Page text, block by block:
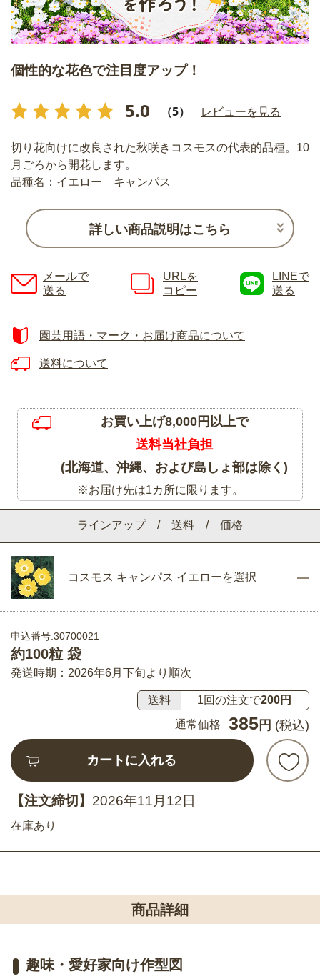
個性的な花色で注目度アップ！
5.0 （5） レビューを見る
ラインアップ / 送料 / 価格
コスモス キャンパス イエローを選択
申込番号:30700021
約100粒 袋
発送時期：2026年6月下旬より順次
送料 1回の注文で200円
通常価格
385 円 (税込)
カートに入れる
【注文締切】 2026年11月12日
在庫あり
切り花向けに改良された秋咲きコスモスの代表的品種。10
月ごろから開花します。
品種名：イエロー キャンパス
詳しい商品説明はこちら
メールで
送る
URLを
コピー
LINEで
送る
園芸用語・マーク・お届け商品について
送料について
お買い上げ8,000円以上で
送料当社負担
(北海道、沖縄、および島しょ部は除く)
※お届け先は1カ所に限ります。
商品詳細
趣味・愛好家向け作型図